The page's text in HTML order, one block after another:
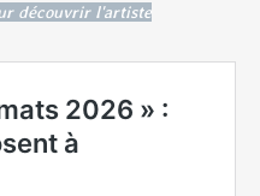
découvrir l'artiste